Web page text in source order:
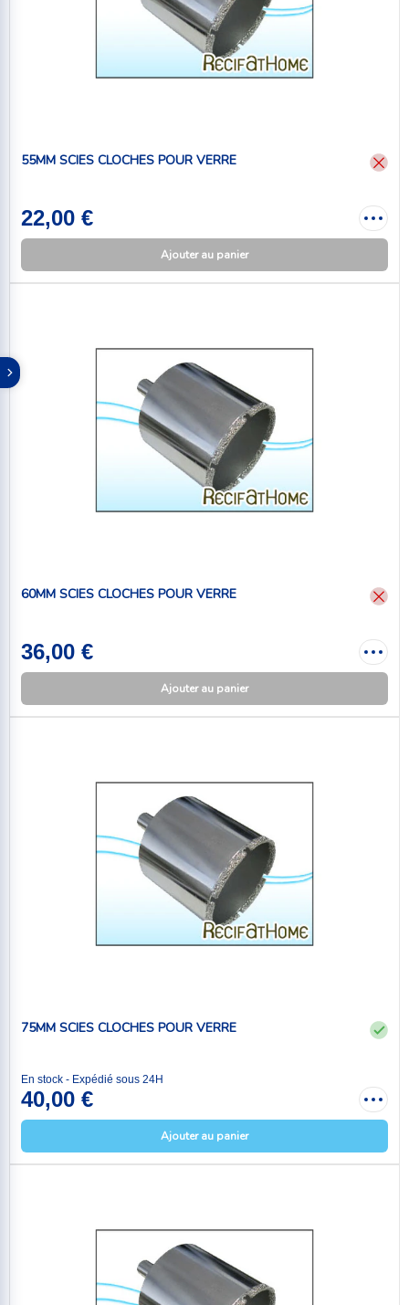
55MM SCIES CLOCHES POUR VERRE
22,00 €
Ajouter au panier
60MM SCIES CLOCHES POUR VERRE
36,00 €
Ajouter au panier
75MM SCIES CLOCHES POUR VERRE
En stock - Expédié sous 24H
40,00 €
Ajouter au panier